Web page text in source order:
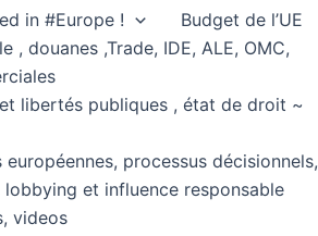
in #Europe !
Budget de l’UE
, douanes ,Trade, IDE, ALE, OMC,
libertés publiques , état de droit ~
processus décisionnels,
et influence responsable
videos